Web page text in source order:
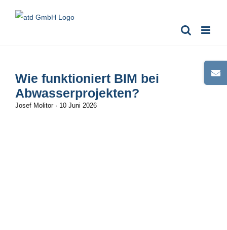
Inhalt
Wie funktioniert BIM bei
Abwasserprojekten?
Josef Molitor· 10 Juni 2026
Sliding